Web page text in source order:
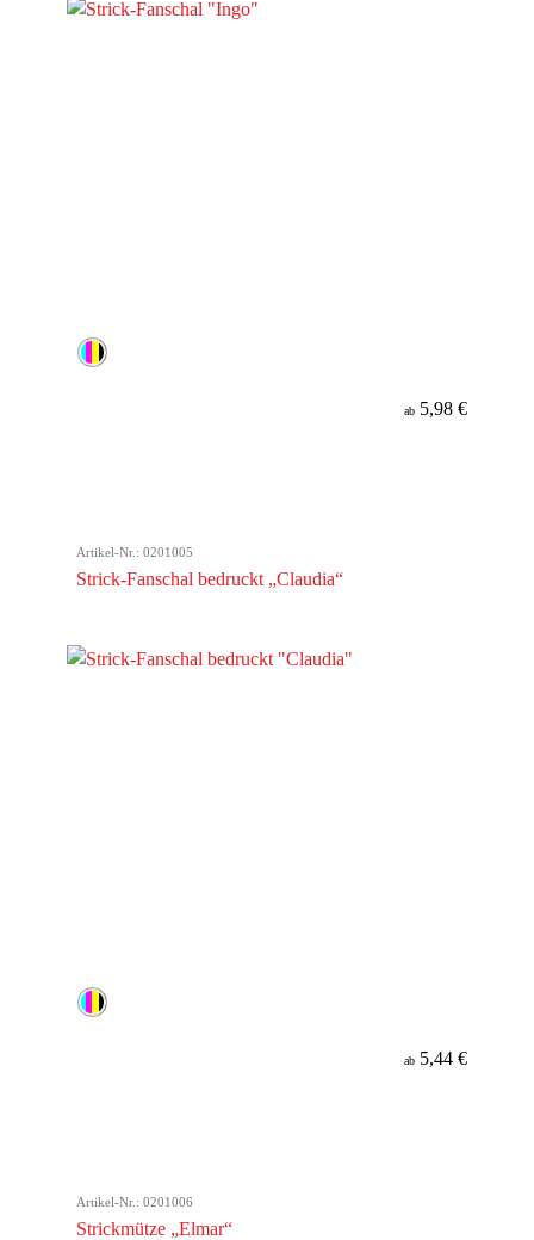
ab 5,98 €
Artikel-Nr.: 0201005
Strick-Fanschal bedruckt „Claudia“
ab 5,44 €
Artikel-Nr.: 0201006
Strickmütze „Elmar“